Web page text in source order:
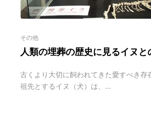
その他
人類の埋葬の歴史に見るイヌと
古くより大切に飼われてきた愛すべき存
祖先とするイヌ（犬）は、…